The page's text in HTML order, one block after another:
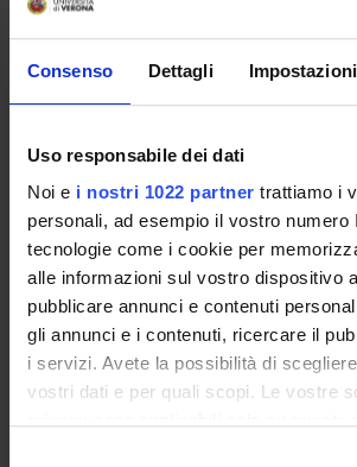
Consenso Dettagli
Uso responsabile dei dati
Noi e i nostri 1022 partner trattiamo i
personali, ad esempio il vostro numero
tecnologie come i cookie per
alle informazioni sul vostro dispositivo
pubblicare annunci e contenuti
gli annunci e i contenuti, ricercare il
i servizi. Avete la possibilità di
vostri dati e per quali scopi. Le vostre
CORSI DI LAUREA MAGISTRALE
POST LAUREA
Postgraduate
Digestive System
Pathological anatomy
(2022/2023)